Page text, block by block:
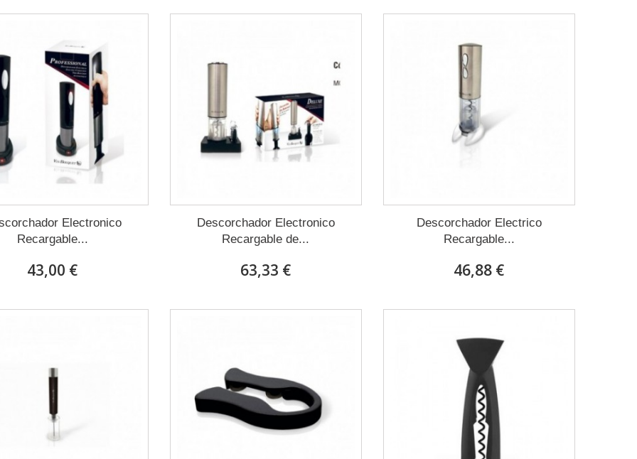
Electronico
Recargable...
43,00 €
Descorchador Electronico
Recargable de...
63,33 €
Descorchador Electrico
Recargable...
46,88 €